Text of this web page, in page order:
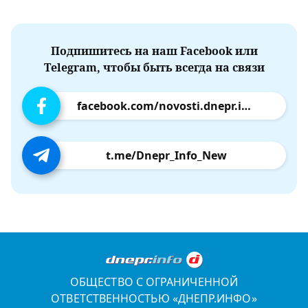
Подпишитесь на наш Facebook или
Telegram, чтобы быть всегда на связи
facebook.com/novosti.dnepr.info
t.me/Dnepr_Info_New
ОБЩЕСТВО С ОГРАНИЧЕННОЙ
ОТВЕТСТВЕННОСТЬЮ «ДНЕПР.ИНФО»